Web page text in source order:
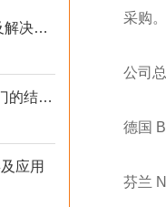
安全阀校验工作中的常见问题及解决措施
阀门的防腐-改进加工工艺和阀门的结构形式
应用
采购。
公司
德国
芬兰